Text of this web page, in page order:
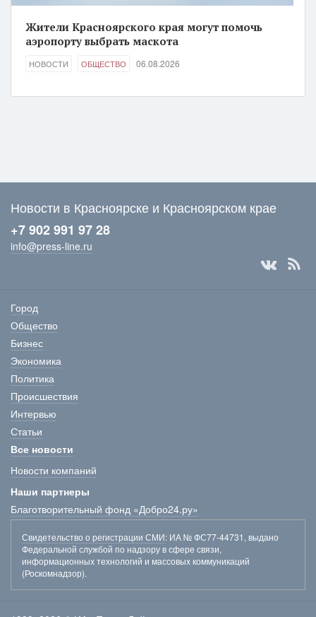
Жители Красноярского края могут помочь
аэропорту выбрать маскота
НОВОСТИ ОБЩЕСТВО 06.08.2026
Новости в Красноярске и Красноярском крае
+7 902 991 97 28
info@press-line.ru
Город
Общество
Бизнес
Экономика
Политика
Происшествия
Интервью
Статьи
Все новости
Новости компаний
Наши партнеры
Благотворительный фонд «Добро24.ру»
Свидетельство о регистрации СМИ: ИА № ФС77-44731, выдано
Федеральной службой по надзору в сфере связи,
информационных технологий и массовых коммуникаций
(Роскомнадзор).